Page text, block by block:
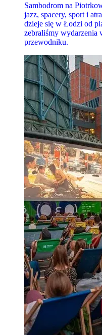
Sambodrom na
jazz, spacery, sport i
dzieje się w Łodzi od
zebraliśmy wydarzenia
przewodniku.